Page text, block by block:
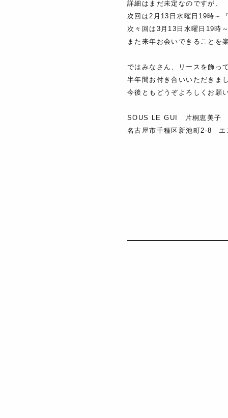
詳細はまだ未定なのですが、
次回は2月13日水曜日19時～
次々回は3月13日水曜日19時
また来年お会いできることを
ではみなさん、リースを飾っ
半年間お付き合いいただきま
今後ともどうぞよろしくお願
SOUS LE GUI 片桐恵美子
名古屋市千種区新池町2-8 エ